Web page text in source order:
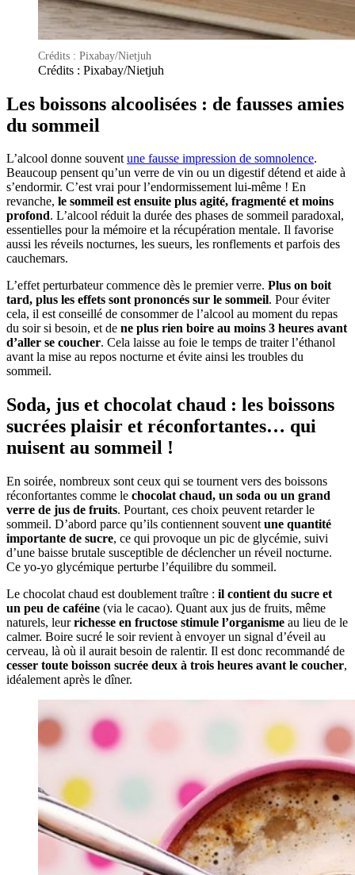
Crédits : Pixabay/Nietjuh
Crédits : Pixabay/Nietjuh
Les boissons alcoolisées : de fausses amies
du sommeil
L’alcool donne souventune fausse impression de somnolence.
Beaucoup pensent qu’un verre de vin ou un digestif détend et aide à
s’endormir. C’est vrai pour l’endormissement lui-même ! En
revanche, le sommeil est ensuite plus agité, fragmenté et moins
profond. L’alcool réduit la durée des phases de sommeil paradoxal,
essentielles pour la mémoire et la récupération mentale. Il favorise
aussi les réveils nocturnes, les sueurs, les ronflements et parfois des
cauchemars.
L’effet perturbateur commence dès le premier verre. Plus on boit
tard, plus les effets sont prononcés sur le sommeil. Pour éviter
cela, il est conseillé de consommer de l’alcool au moment du repas
du soir si besoin, et de ne plus rien boire au moins 3 heures avant
d’aller se coucher. Cela laisse au foie le temps de traiter l’éthanol
avant la mise au repos nocturne et évite ainsi les troubles du
sommeil.
Soda, jus et chocolat chaud : les boissons
sucrées plaisir et réconfortantes… qui
nuisent au sommeil !
En soirée, nombreux sont ceux qui se tournent vers des boissons
réconfortantes comme le chocolat chaud, un soda ou un grand
verre de jus de fruits. Pourtant, ces choix peuvent retarder le
sommeil. D’abord parce qu’ils contiennent souvent une quantité
importante de sucre, ce qui provoque un pic de glycémie, suivi
d’une baisse brutale susceptible de déclencher un réveil nocturne.
Ce yo-yo glycémique perturbe l’équilibre du sommeil.
Le chocolat chaud est doublement traître : il contient du sucre et
un peu de caféine (via le cacao). Quant aux jus de fruits, même
naturels, leurrichesse en fructose stimule l’organisme au lieu de le
calmer. Boire sucré le soir revient à envoyer un signal d’éveil au
cerveau, là où il aurait besoin de ralentir. Il est donc recommandé de
cesser toute boisson sucrée deux à trois heures avant le coucher,
idéalement après le dîner.